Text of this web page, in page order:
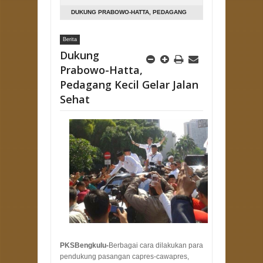
DUKUNG PRABOWO-HATTA, PEDAGANG
Berita
Dukung
Prabowo-Hatta,
Pedagang Kecil Gelar Jalan
Sehat
PKSBengkulu-Berbagai cara dilakukan para
pendukung pasangan capres-cawapres,